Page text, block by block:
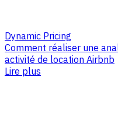
Dynamic Pricing
Comment réaliser une
activité de location Airbnb
Lire plus